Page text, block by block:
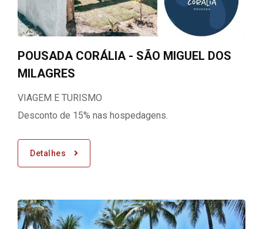
POUSADA CORÁLIA - SÃO MIGUEL DOS
MILAGRES
VIAGEM E TURISMO
Desconto de 15% nas hospedagens.
Detalhes